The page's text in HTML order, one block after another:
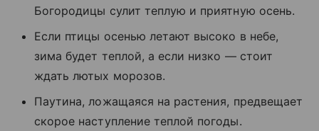
Богородицы сулит теплую и приятную осень.
Если птицы осенью летают высоко в небе,
зима будет теплой, а если низко — стоит
ждать лютых морозов.
Паутина, ложащаяся на растения, предвещает
скорое наступление теплой погоды.